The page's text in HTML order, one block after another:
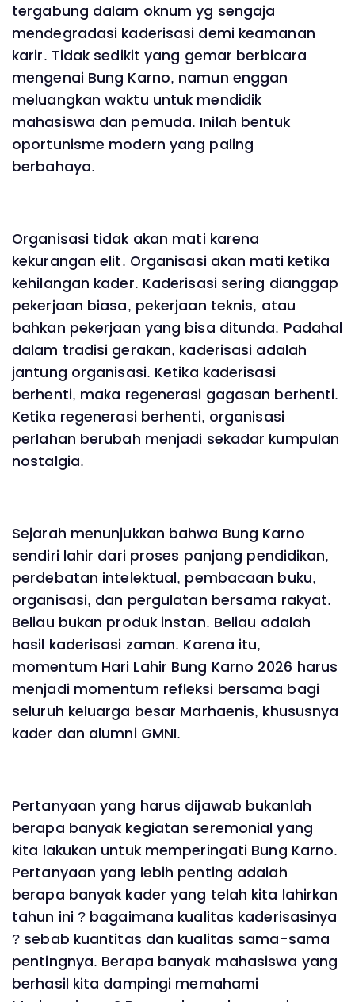
tergabung dalam oknum yg sengaja
mendegradasi kaderisasi demi keamanan
karir. Tidak sedikit yang gemar berbicara
mengenai Bung Karno, namun enggan
meluangkan waktu untuk mendidik
mahasiswa dan pemuda. Inilah bentuk
oportunisme modern yang paling
berbahaya.
Organisasi tidak akan mati karena
kekurangan elit. Organisasi akan mati ketika
kehilangan kader. Kaderisasi sering dianggap
pekerjaan biasa, pekerjaan teknis, atau
bahkan pekerjaan yang bisa ditunda. Padahal
dalam tradisi gerakan, kaderisasi adalah
jantung organisasi. Ketika kaderisasi
berhenti, maka regenerasi gagasan berhenti.
Ketika regenerasi berhenti, organisasi
perlahan berubah menjadi sekadar kumpulan
nostalgia.
Sejarah menunjukkan bahwa Bung Karno
sendiri lahir dari proses panjang pendidikan,
perdebatan intelektual, pembacaan buku,
organisasi, dan pergulatan bersama rakyat.
Beliau bukan produk instan. Beliau adalah
hasil kaderisasi zaman. Karena itu,
momentum Hari Lahir Bung Karno 2026 harus
menjadi momentum refleksi bersama bagi
seluruh keluarga besar Marhaenis, khususnya
kader dan alumni GMNI.
Pertanyaan yang harus dijawab bukanlah
berapa banyak kegiatan seremonial yang
kita lakukan untuk memperingati Bung Karno.
Pertanyaan yang lebih penting adalah
berapa banyak kader yang telah kita lahirkan
tahun ini ? bagaimana kualitas kaderisasinya
? sebab kuantitas dan kualitas sama-sama
pentingnya. Berapa banyak mahasiswa yang
berhasil kita dampingi memahami